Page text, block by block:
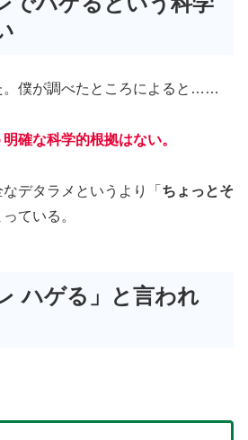
。僕が調べたところによると……
確な科学的根拠はない。
デタラメというより「 ちょっとそ
ている。
ハゲる」と言われ